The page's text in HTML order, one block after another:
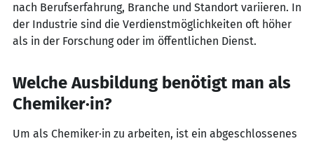
nach Berufserfahrung, Branche und Standort variieren. In
der Industrie sind die Verdienstmöglichkeiten oft höher
als in der Forschung oder im öffentlichen Dienst.
Welche Ausbildung benötigt man als
Chemiker·in?
Um als Chemiker·in zu arbeiten, ist ein abgeschlossenes